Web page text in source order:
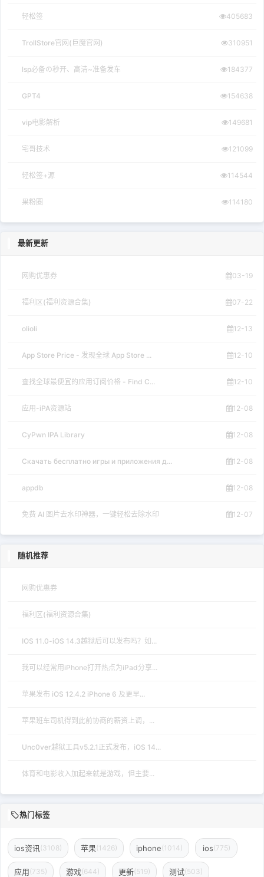
轻松签 405683
TrollStore官网(巨魔官网) 310951
lsp必备の秒开、高清~准备发车 184377
GPT4 154638
vip电影解析 149681
宅哥技术 121099
轻松签+源 114544
果粉圈 114180
最新更新
网购优惠券 03-19
福利区(福利资源合集) 07-22
olioli 12-13
App Store Price - 发现全球 App Store ... 12-10
查找全球最便宜的应用订阅价格 - Find C... 12-10
应用-iPA资源站 12-08
CyPwn IPA Library 12-08
Скачать бесплатно игры и приложения д... 12-08
appdb 12-08
免费 AI 图片去水印神器，一键轻松去除水印 12-07
随机推荐
网购优惠券
福利区(福利资源合集)
IOS 11.0-iOS 14.3越狱后可以发布吗？如...
我可以经常用iPhone打开热点为iPad分享...
苹果发布 iOS 12.4.2 iPhone 6 及更早...
苹果班车司机得到此前协商的薪资上调，...
Unc0ver越狱工具v5.2.1正式发布，iOS 14...
体育和电影收入加起来就是游戏，但主要...
热门标签
ios资讯 (3108) 苹果(1426) iphone(1014) ios(775)
应用(735) 游戏(644) 更新(519) 测试(503)